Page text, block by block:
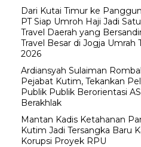
Dari Kutai Timur ke
PT Siap Umroh Haji Jadi
Travel Daerah yang
Travel Besar di Jogja Umrah
2026
Ardiansyah Sulaiman
Pejabat Kutim, Tekankan
Publik Publik Berorientasi
Berakhlak
Mantan Kadis Ketahanan
Kutim Jadi Tersangka Baru
Korupsi Proyek RPU